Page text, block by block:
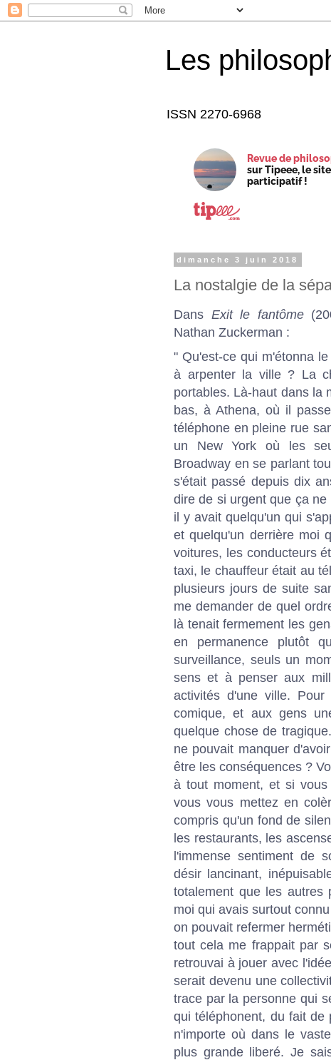
Les
ISSN 2270-6968
Revue de
sur Tipeee, le
participatif !
dimanche 3 juin 2018
La nostalgie de la
Dans Exit le fantôme
Nathan Zuckerman :
" Qu'est-ce qui m'étonna
à arpenter la ville ? La
portables. Là-haut dans la
bas, à Athena, où il
téléphone en pleine rue
un New York où les
Broadway en se parlant
s'était passé depuis dix
dire de si urgent que ça
il y avait quelqu'un qui
et quelqu'un derrière moi
voitures, les conducteurs
taxi, le chauffeur était au
plusieurs jours de suite
me demander de quel
là tenait fermement les
en permanence plutôt
surveillance, seuls un
sens et à penser aux
activités d'une ville.
comique, et aux gens
quelque chose de
ne pouvait manquer
être les conséquences ?
à tout moment, et si
vous vous mettez en
compris qu'un fond de
les restaurants, les
l'immense sentiment de
désir lancinant,
totalement que les autres
moi qui avais surtout
on pouvait refermer
tout cela me frappait par
retrouvai à jouer avec
serait devenu une
trace par la personne qui
qui téléphonent, du fait de
n'importe où dans le
plus grande liberé. Je